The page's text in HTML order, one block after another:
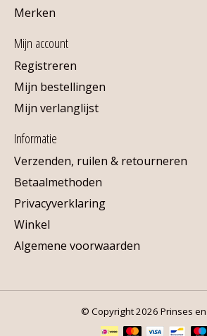
Merken
Mijn account
Registreren
Mijn bestellingen
Mijn verlanglijst
Informatie
Verzenden, ruilen & retourneren
Betaalmethoden
Privacyverklaring
Winkel
Algemene voorwaarden
© Copyright 2026 Prinses en